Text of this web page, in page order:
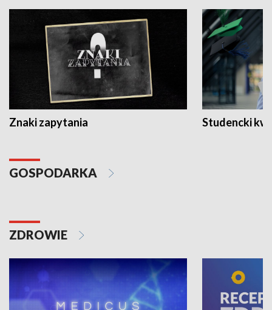
Znaki zapytania Studencki
GOSPODARKA
ZDROWIE